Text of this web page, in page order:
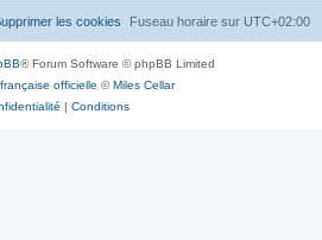
Fuseau horaire sur UTC+02:00
les cookies
® Forum Software © phpBB Limited
officielle ©Miles Cellar
| Conditions